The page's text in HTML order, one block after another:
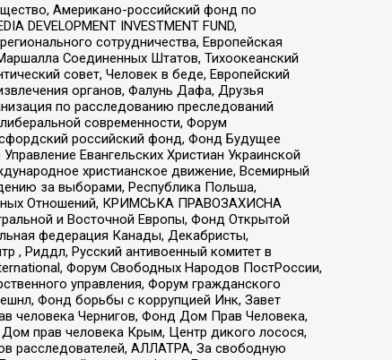
Американо-российский фонд по
INVESTMENT FUND,
сотрудничества, Европейская
Соединенных Штатов, Тихоокеанский
совет, Человек в беде, Европейский
органов, Фалунь Дафа, Друзья
по расследованию преследований
современности, Форум
российский фонд, Фонд Будущее
Евангельских Христиан Украинской
христианское движение, Всемирный
за выборами, Республика Польша,
Отношений, КРИМСЬКА ПРАВОЗАХИСНА
и Восточной Европы, Фонд Открытой
федерация Канады, Декабристы,
, Риддл, Русский антивоенный комитет в
Форум Свободных Народов ПостРоссии,
управления, Форум гражданского
Фонд борьбы с коррупцией Инк, Завет
человека Чернигов, Фонд Дом Прав Человека,
прав человека Крым, Центр дикого лосося,
расследователей, АЛЛАТРА, За свободную